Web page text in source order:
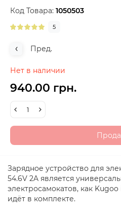
Код Товара: 1050503
5
Пред.
Нет в наличии
940.00 грн.
Зарядное устройство для
54.6V 2A является
электросамокатов, как
идёт в комплекте.